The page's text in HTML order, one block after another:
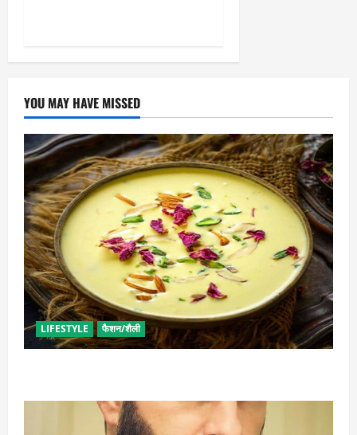
YOU MAY HAVE MISSED
LIFESTYLE फैशन/शैली